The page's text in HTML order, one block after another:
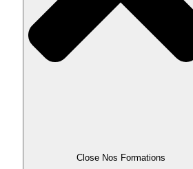
Close Nos Formations